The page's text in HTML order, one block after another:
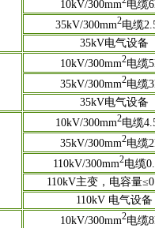
10kV/300mm 电缆
35kV/300mm2电缆
35kV电气设备
10kV/300mm2电缆
35kV/300mm2电缆
35kV电气设备
10kV/300mm2电缆
35kV/300mm2电缆
110kV/300mm2电缆
110kV主变，电容量
110kV 电气设备
10kV/300mm2电缆